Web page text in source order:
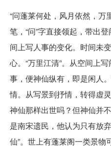
“问蓬莱何处，风月依然，万
笔，“问”字直接领起，带出
间上写人事的变化。时间未
心。“万里江清”。从空间上
事，便神仙纵有，即是闲人
情。从写景到抒情，转得虚
神仙那样出世吗？但神仙并
是南宋遗民，他认为只有放
仙”。世上有蓬莱阁一类景物